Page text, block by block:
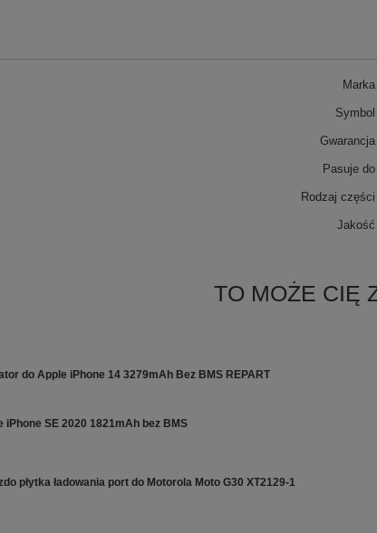
Marka
Symbol
Gwarancja
Pasuje do
Rodzaj części
Jakość
TO MOŻE CIĘ
do Apple iPhone 14 3279mAh Bez BMS REPART
iPhone SE 2020 1821mAh bez BMS
płytka ładowania port do Motorola Moto G30 XT2129-1